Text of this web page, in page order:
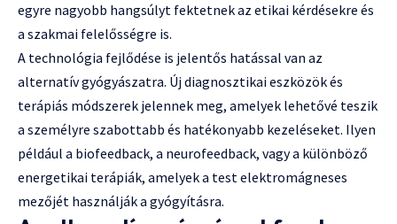
egyre nagyobb hangsúlyt fektetnek az etikai kérdésekre és
a szakmai felelősségre is.
A technológia fejlődése is jelentős hatással van az
alternatív gyógyászatra. Új diagnosztikai eszközök és
terápiás módszerek jelennek meg, amelyek lehetővé teszik
a személyre szabottabb és hatékonyabb kezeléseket. Ilyen
például a biofeedback, a neurofeedback, vagy a különböző
energetikai terápiák, amelyek a test elektromágneses
mezőjét használják a gyógyításra.